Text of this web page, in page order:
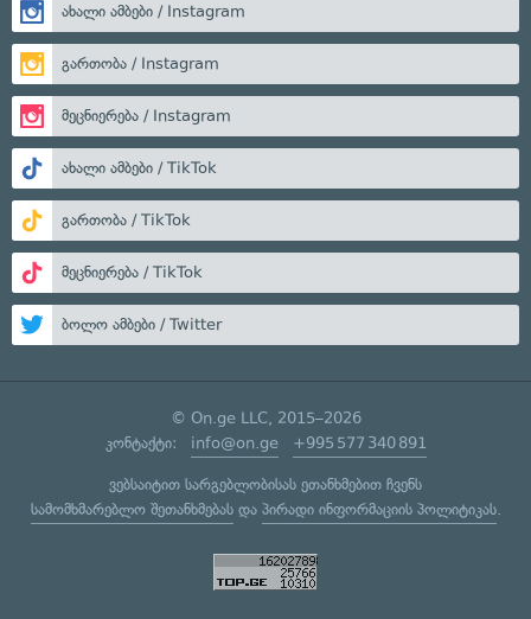
ახალი ამბები / Instagram
გართობა / Instagram
მეცნიერება / Instagram
ახალი ამბები / TikTok
გართობა / TikTok
მეცნიერება / TikTok
ბოლო ამბები / Twitter
© On.ge LLC, 2015–2026
კონტაქტი: info@on.ge +995 577 340 891
ვებსაიტით სარგებლობისას ეთანხმებით ჩვენს
სამომხმარებლო შეთანხმებასდა პირადი ინფორმაციის პოლიტიკას.